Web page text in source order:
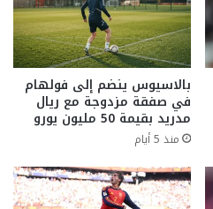
بالاسيوس ينضم إلى فولهام
في صفقة مزدوجة مع ريال
مدريد بقيمة 50 مليون يورو
منذ 5 أيام